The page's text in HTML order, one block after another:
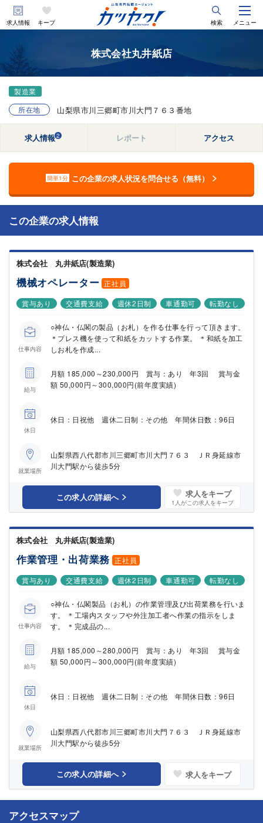
求人情報 キープ 検索 メニュー
株式会社丸井紙店
製造業
所在地
山梨県市川三郷町市川大門７６３番地
求人情報2 レポート アクセス
簡単1分 この企業の求人状況を問合せる（無料）
アクセスマップ
この企業の求人情報
株式会社 丸井紙店(製造業)
機械オペレーター 正社員
賞与あり
交通費支給 週休2日制 車通勤可 転勤なし
仕事内容
○神仏・仏閣の製品（お札）を作る仕事を行って頂きます。
＊プレス機を使って和紙をカットする作業。 ＊和紙を加工
しお札を作成...
給与
月額 185,000～230,000円 賞与：あり 年3回 賞与金
額 50,000円～300,000円(前年度実績)
休日
休日：日祝他 週休二日制：その他 年間休日数：96日
就業場所
山梨県西八代郡市川三郷町市川大門７６３ ＪＲ身延線市
川大門駅から徒歩5分
この求人の詳細へ 求人をキープ
1 人がこの求人をキープ
株式会社 丸井紙店(製造業)
作業管理・出荷業務 正社員
賞与あり
交通費支給 週休2日制 車通勤可 転勤なし
仕事内容
○神仏・仏閣製品（お札）の作業管理及び出荷業務を行いま
す。 ＊工場内スタッフや外注加工者へ作業の指示をしま
す。 ＊完成品の...
給与
月額 185,000～280,000円 賞与：あり 年3回 賞与金
額 50,000円～300,000円(前年度実績)
休日
休日：日祝他 週休二日制：その他 年間休日数：96日
就業場所
山梨県西八代郡市川三郷町市川大門７６３ ＪＲ身延線市
川大門駅から徒歩5分
この求人の詳細へ 求人をキープ